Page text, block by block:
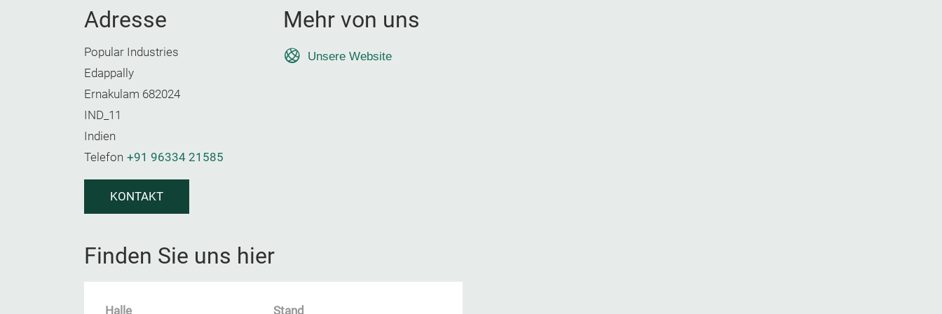
Adresse
Popular Industries
Edappally
Ernakulam 682024
IND_11
Indien
Telefon +91 96334 21585
KONTAKT
Mehr von uns
Unsere Website
Finden Sie uns hier
Halle Stand